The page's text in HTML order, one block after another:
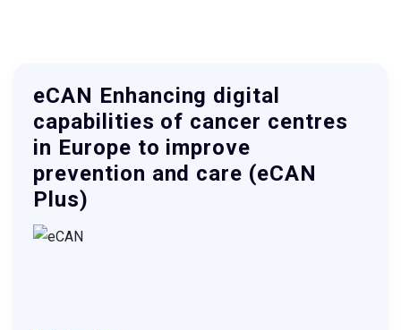
eCAN Enhancing digital
capabilities of cancer centres
in Europe to improve
prevention and care (eCAN
Plus)